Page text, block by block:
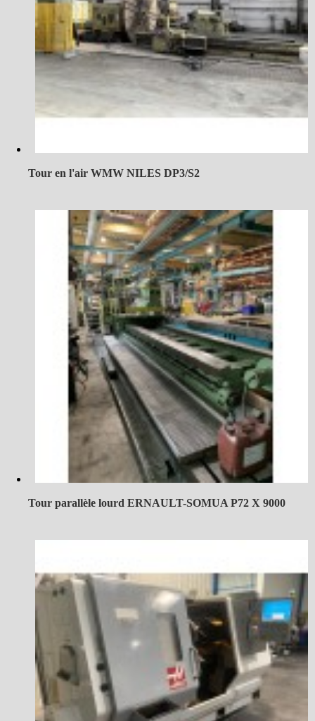
Tour en l'air WMW NILES DP3/S2
Tour parallèle lourd ERNAULT-SOMUA P72 X 9000